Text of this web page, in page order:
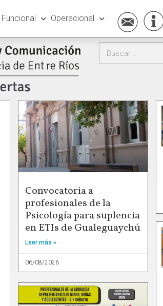
Funcional Operacional
Convocatoria a
profesionales de la
Psicología para suplencia
en ETIs de Gualeguaychú
Leer más »
06/08/2026